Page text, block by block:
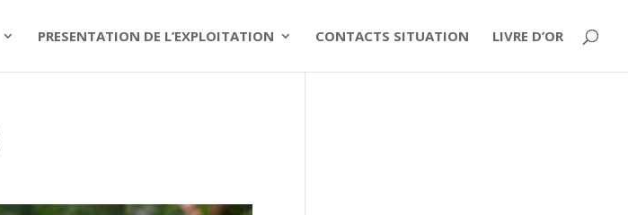
PRESENTATION DE L’EXPLOITATION CONTACTS SITUATION LIVRE D’OR